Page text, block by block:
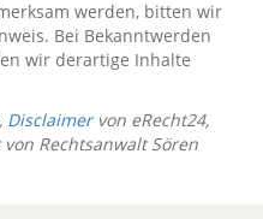
werden, bitten wir
Bei Bekanntwerden
wir derartige Inhalte
, Disclaimervon eRecht24,
Rechtsanwalt Sören